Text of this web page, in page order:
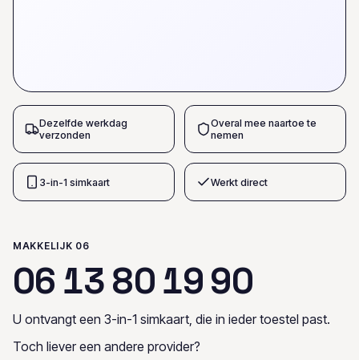
Dezelfde werkdag
verzonden
Overal mee naartoe te
nemen
3-in-1 simkaart Werkt direct
MAKKELIJK 06
06 13801990
U ontvangt een 3-in-1 simkaart, die in ieder toestel past.
Toch liever een andere provider?